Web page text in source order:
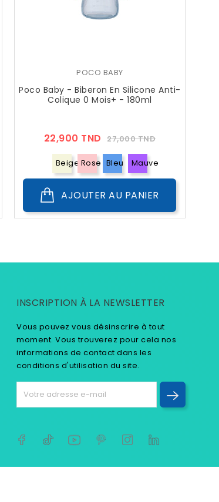
POCO BABY
Poco Baby - Biberon En Silicone Anti-
Colique 0 Mois+ - 180ml
22,900 TND Prix
Public
27,000 TNDPrix
Beige Rose Bleu Mauve
AJOUTER AU PANIER
INSCRIPTION À LA NEWSLETTER
Vous pouvez vous désinscrire à tout
moment. Vous trouverez pour cela nos
informations de contact dans les
conditions d'utilisation du site.